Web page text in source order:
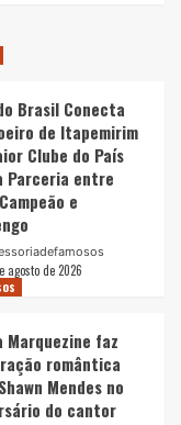
Brasil Conecta
de Itapemirim
Clube do País
Parceria entre
e
agosto de 2026
Marquezine faz
romântica
Mendes no
do cantor